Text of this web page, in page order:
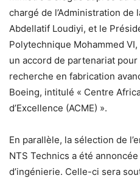
chargé de l’Administration de
Abdellatif Loudiyi, et le
Polytechnique Mohammed
un accord de partenariat pour
recherche en fabrication
Boeing, intitulé « Centre
d’Excellence (ACME) ».
En parallèle, la sélection de
NTS Technics a été
d’ingénierie. Celle-ci sera